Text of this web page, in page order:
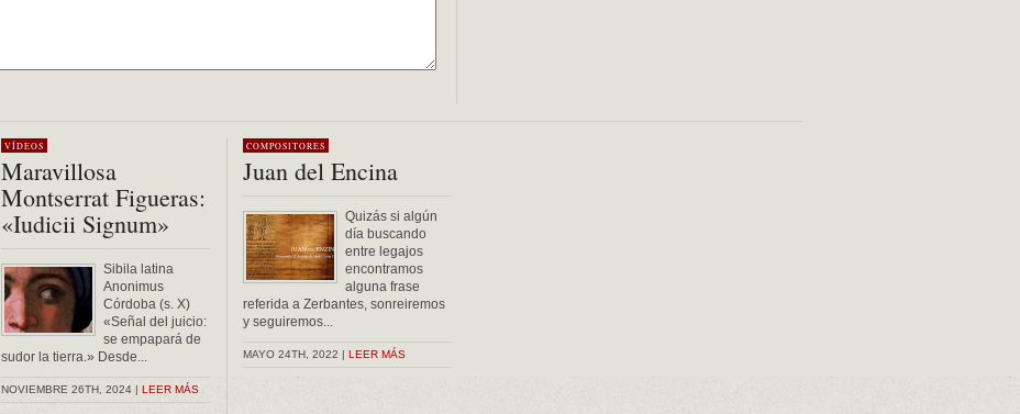
VÍDEOS
Maravillosa
Montserrat Figueras:
«Iudicii Signum»
Sibila latina
Anonimus
Córdoba (s. X)
«Señal del juicio:
se empapará de
sudor la tierra.» Desde...
NOVIEMBRE 26TH, 2024 | LEER MÁS
COMPOSITORES
Juan del Encina
Quizás si algún
día buscando
entre legajos
encontramos
alguna frase
referida a Zerbantes, sonreiremos
y seguiremos...
MAYO 24TH, 2022 | LEER MÁS